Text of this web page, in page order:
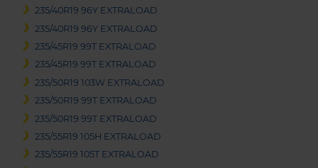
235/40R19 96Y EXTRALOAD
235/40R19 96Y EXTRALOAD
235/45R19 99T EXTRALOAD
235/45R19 99T EXTRALOAD
235/50R19 103W EXTRALOAD
235/50R19 99T EXTRALOAD
235/50R19 99T EXTRALOAD
235/55R19 105H EXTRALOAD
235/55R19 105T EXTRALOAD